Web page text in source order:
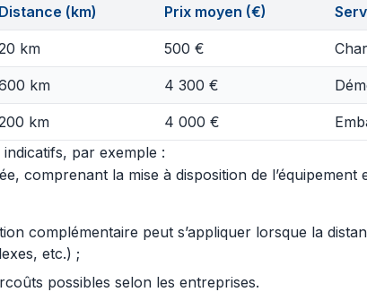
Distance (km) Prix moyen (€)
km 500 €
km 4 300 €
km 4 000 €
par exemple :
comprenant la mise à disposition de l’équipement
complémentaire peut s’appliquer lorsque la
etc.) ;
possibles selon les entreprises.